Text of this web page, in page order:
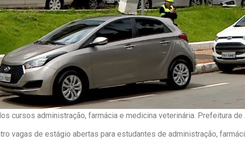
cursos administração, farmácia e medicina veterinária. Prefeitura
vagas de estágio abertas para estudantes de administração,